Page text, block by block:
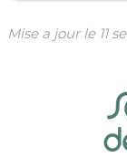
Mise a jour le 11